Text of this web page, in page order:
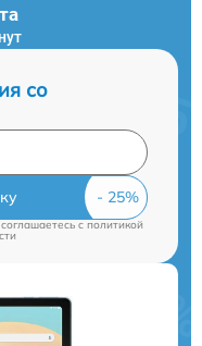
со
cполитикой